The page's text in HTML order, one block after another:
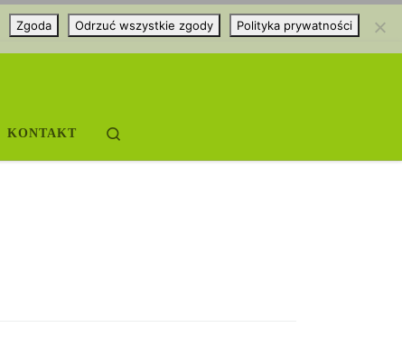
KONTAKT
Zgoda Odrzuć wszystkie zgody Polityka prywatności